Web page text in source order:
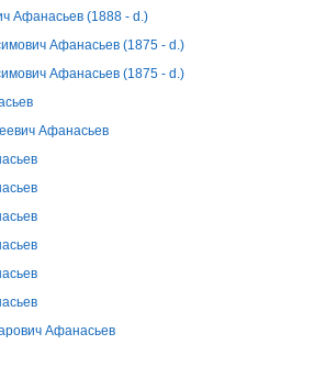
Афанасьев (1888 - d.)
Афанасьев (1875 - d.)
Афанасьев (1875 - d.)
Афанасьев
Афанасьев